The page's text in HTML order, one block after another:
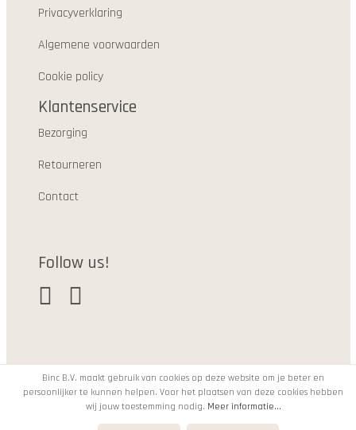
Privacyverklaring
Algemene voorwaarden
Cookie policy
Klantenservice
Bezorging
Retourneren
Contact
Follow us!
© 2021
Binc B.V. maakt gebruik van cookies op deze website om je beter en
persoonlijker te kunnen helpen. Voor het plaatsen van deze cookies hebben
wij jouw toestemming nodig. Meer informatie...